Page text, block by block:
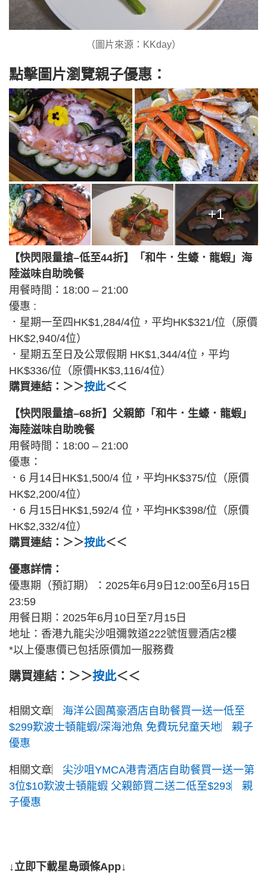
（圖片來源：KKday）
點擊圖片瀏覽親子優惠：
+1
【快閃限量搶–低至44折】「和牛．生蠔．龍蝦」海
陸滋味自助晚餐
用餐時間：18:00 – 21:00
優惠 :
．星期一至四HK$1,284/4位，平均HK$321/位（原價
HK$2,940/4位）
．星期五至日及公眾假期 HK$1,344/4位，平均
HK$336/位（原價HK$3,116/4位）
購買連結：＞＞按此＜＜
【快閃限量搶–68折】父親節「和牛．生蠔．龍蝦」
海陸滋味自助晚餐
用餐時間：18:00 – 21:00
優惠：
．6 月14日HK$1,500/4 位，平均HK$375/位（原價
HK$2,200/4位）
．6 月15日HK$1,592/4 位，平均HK$398/位（原價
HK$2,332/4位）
購買連結：＞＞按此＜＜
優惠詳情：
優惠期（預訂期）：2025年6月9日12:00至6月15日
23:59
用餐日期：2025年6月10日至7月15日
地址：香港九龍尖沙咀彌敦道222號恆豐酒店2樓
*以上優惠價已包括原價加一服務費
購買連結：＞＞按此＜＜
相關文章︳ 海洋公園萬豪酒店自助餐買一送一低至
$299歎波士頓龍蝦/深海池魚 免費玩兒童天地︳親子
優惠
相關文章︳ 尖沙咀YMCA港青酒店自助餐買一送一第
3位$10歎波士頓龍蝦 父親節買二送二低至$293︳親
子優惠
↓立即下載星島頭條App↓